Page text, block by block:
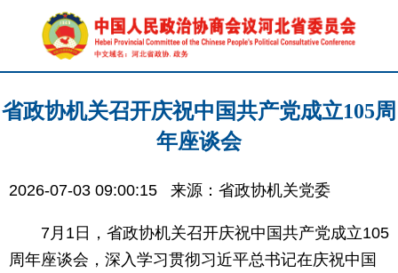
省政协机关召开庆祝中国共产党成立105周
年座谈会
2026-07-03 09:00:15 来源：省政协机关党委
7月1日，省政协机关召开庆祝中国共产党成立105
周年座谈会，深入学习贯彻习近平总书记在庆祝中国